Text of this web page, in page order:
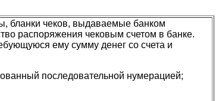
чеков, выдаваемые банком
распоряжения чековым счетом в банке.
ему сумму денег со счета и
последовательной нумерацией;